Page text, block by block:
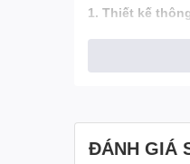
1. Thiết kế
ĐÁNH GIÁ